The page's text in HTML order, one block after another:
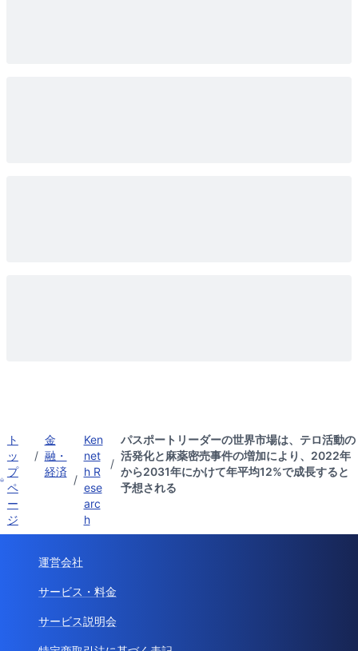
ト
ッ
プ
ペ
ー
ジ
/
金
融・
経済
/
Ken
net
h R
ese
arc
h
/
パスポートリーダーの世界市場は、テロ活動の
活発化と麻薬密売事件の増加により、2022年
から2031年にかけて年平均12%で成長すると
予想される
運営会社
サービス・料金
サービス説明会